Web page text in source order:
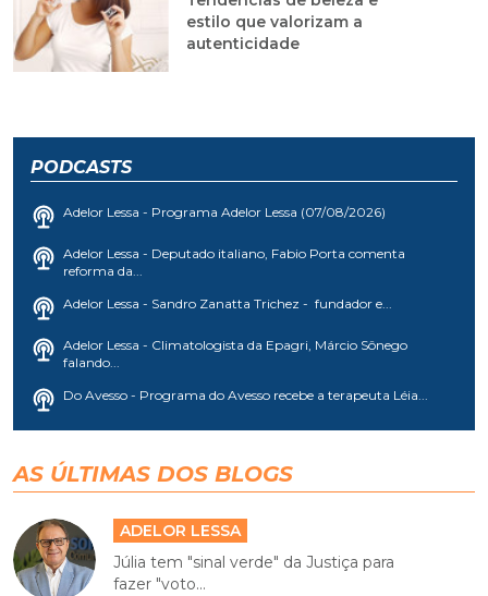
estilo que valorizam a
autenticidade
PODCASTS
Adelor Lessa - Programa Adelor Lessa (07/08/2026)
Adelor Lessa - Deputado italiano, Fabio Porta comenta
reforma da...
Adelor Lessa - Sandro Zanatta Trichez - fundador e...
Adelor Lessa - Climatologista da Epagri, Márcio Sônego
falando...
Do Avesso - Programa do Avesso recebe a terapeuta Léia...
AS ÚLTIMAS DOS BLOGS
ADELOR LESSA
Júlia tem "sinal verde" da Justiça para
fazer "voto...